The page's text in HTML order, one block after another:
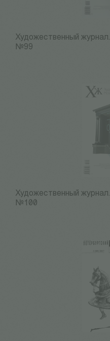
Художественный журнал.
№99
Художественный журнал.
№100